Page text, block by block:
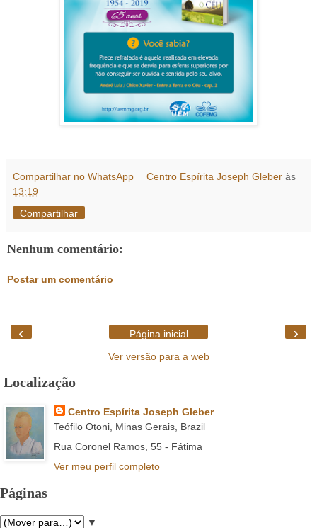
Compartilhar no WhatsApp Centro Espírita Joseph Gleber às
13:19
Compartilhar
Nenhum comentário:
Postar um comentário
‹ ›
Página inicial
Ver versão para a web
Localização
Centro Espírita Joseph Gleber
Teófilo Otoni, Minas Gerais, Brazil
Rua Coronel Ramos, 55 - Fátima
Ver meu perfil completo
Páginas
▼